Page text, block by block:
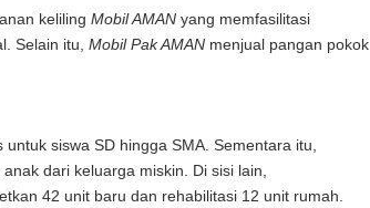
keliling Mobil AMAN yang memfasilitasi
Selain itu, Mobil Pak AMAN menjual pangan pokok
siswa SD hingga SMA. Sementara itu,
dari keluarga miskin. Di sisi lain,
42 unit baru dan rehabilitasi 12 unit rumah.